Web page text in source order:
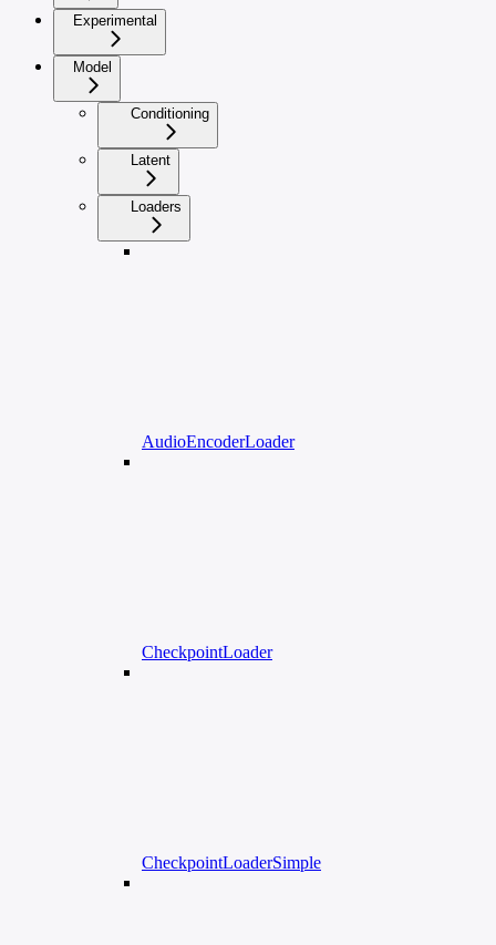
Experimental
Model
Conditioning
Latent
Loaders
AudioEncoderLoader
CheckpointLoader
CheckpointLoaderSimple